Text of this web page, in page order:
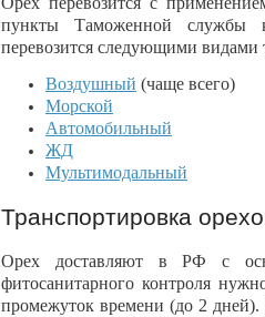
пункты Таможенной службы
перевозится следующими видами
Воздушный (чаще всего)
Морской
Автомобильный
ЖД
Мультимодальный
Транспортировка
Орех доставляют в РФ с
фитосанитарного контроля
промежуток времени (до 2